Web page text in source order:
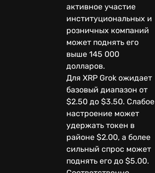
активное участие
институциональных и
розничных компаний
может поднять его
выше 145 000
долларов.
Для XRP Grok ожидает
базовый диапазон от
$2.50 до $3.50. Слабое
настроение может
удержать токен в
районе $2.00, а более
сильный спрос может
поднять его до $5.00.